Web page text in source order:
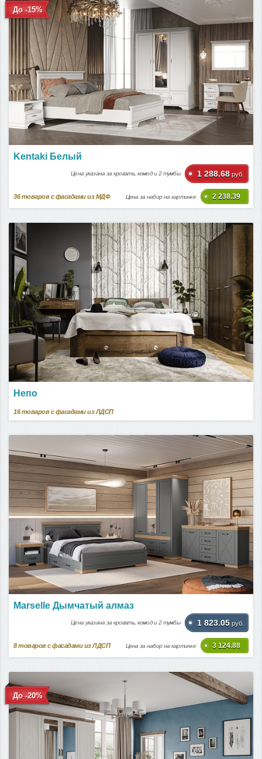
До -15%
Kentaki Белый
Цена указана за кровать, комод и 2 тумбы 1 288.68 руб.
36 товаров с фасадами из МДФ Цена за набор на картинке 2 238.39
Непо
16 товаров с фасадами из ЛДСП
Marselle Дымчатый алмаз
Цена указана за кровать, комод и 2 тумбы 1 823.05 руб.
8 товаров с фасадами из ЛДСП Цена за набор на картинке 3 124.88
До -20%